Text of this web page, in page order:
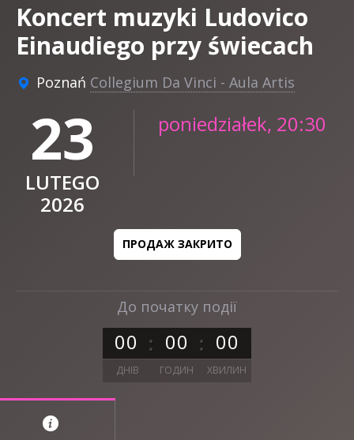
До початку події
00 00 00
ДНІВ ГОДИН ХВИЛИН
Koncert muzyki Ludovico
Einaudiego przy świecach
Poznań Collegium Da Vinci - Aula Artis
23
LUTEGO
2026
poniedziałek, 20:30
ПРОДАЖ ЗАКРИТО